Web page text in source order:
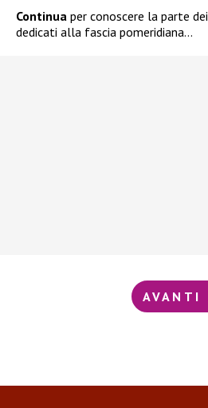
Continua per conoscere la parte dei
dedicati alla fascia pomeridiana…
AVANTI